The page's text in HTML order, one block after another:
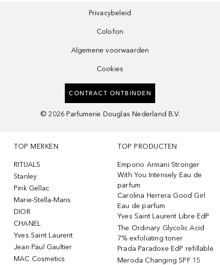
Privacybeleid
Colofon
Algemene voorwaarden
Cookies
CONTRACT ONTBINDEN
© 2026 Parfumerie Douglas Nederland B.V.
TOP MERKEN
RITUALS
Stanley
Pink Gellac
Marie-Stella-Maris
DIOR
CHANEL
Yves Saint Laurent
Jean Paul Gaultier
MAC Cosmetics
TOP PRODUCTEN
Emporio Armani Stronger
With You Intensely Eau de
parfum
Carolina Herrera Good Girl
Eau de parfum
Yves Saint Laurent Libre EdP
The Ordinary Glycolic Acid
7% exfoliating toner
Prada Paradoxe EdP refillable
Meroda Changing SPF 15